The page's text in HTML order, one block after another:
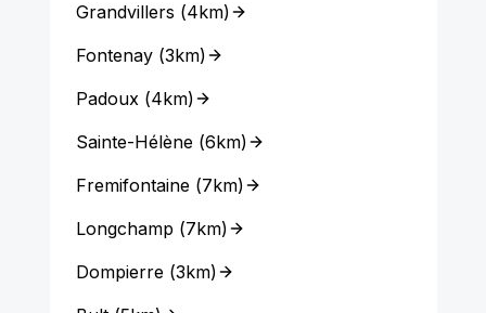
Grandvillers (4km)
Fontenay(3km)
Padoux(4km)
Sainte-Hélène(6km)
Fremifontaine(7km)
Longchamp (7km)
Dompierre(3km)